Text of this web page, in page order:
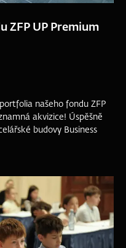
ZFP UP Premium
našeho fondu ZFP
akvizice! Úspěšně
budovy Business